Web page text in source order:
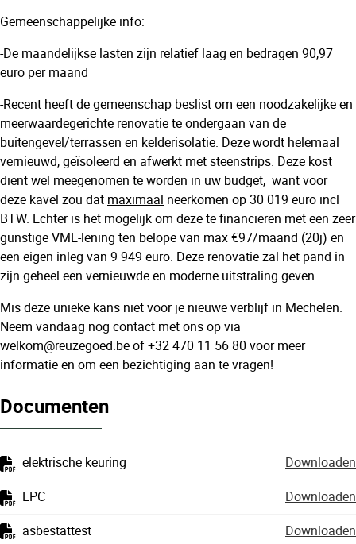
Gemeenschappelijke info:
-De maandelijkse lasten zijn relatief laag en bedragen 90,97
euro per maand
-Recent heeft de gemeenschap beslist om een noodzakelijke en
meerwaardegerichte renovatie te ondergaan van de
buitengevel/terrassen en kelderisolatie. Deze wordt helemaal
vernieuwd, geïsoleerd en afwerkt met steenstrips. Deze kost
dient wel meegenomen te worden in uw budget, want voor
deze kavel zou dat maximaal neerkomen op 30 019 euro incl
BTW. Echter is het mogelijk om deze te financieren met een zeer
gunstige VME-lening ten belope van max €97/maand (20j) en
een eigen inleg van 9 949 euro. Deze renovatie zal het pand in
zijn geheel een vernieuwde en moderne uitstraling geven.
Mis deze unieke kans niet voor je nieuwe verblijf in Mechelen.
Neem vandaag nog contact met ons op via
welkom@reuzegoed.be of +32 470 11 56 80 voor meer
informatie en om een bezichtiging aan te vragen!
Documenten
elektrische keuring
Downloaden
EPC
Downloaden
asbestattest
Downloaden